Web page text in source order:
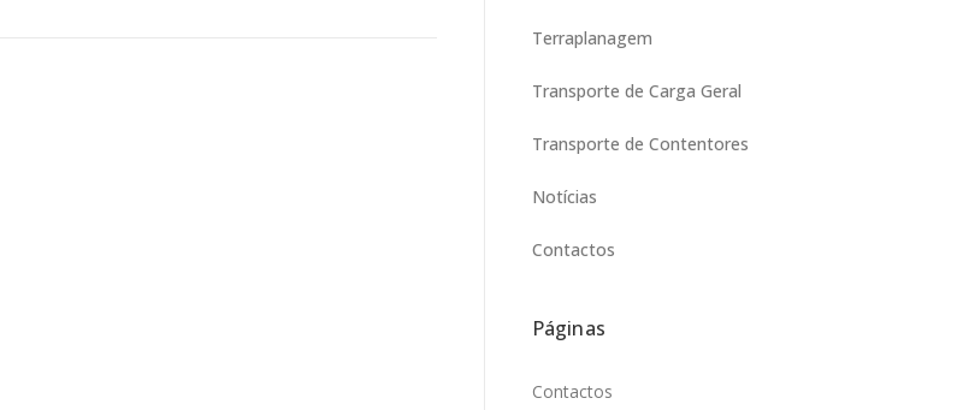
Terraplanagem
Transporte de Carga Geral
Transporte de Contentores
Notícias
Contactos
Páginas
Contactos